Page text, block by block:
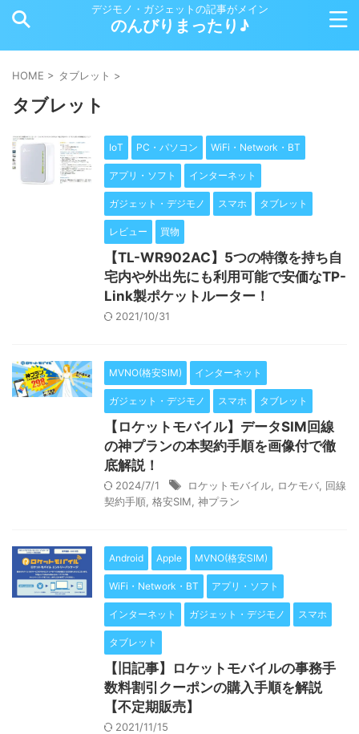
デジモノ・ガジェットの記事がメイン
のんびりまったり♪
HOME > タブレット >
タブレット
IoT PC・パソコン WiFi・Network・BT
アプリ・ソフト インターネット
ガジェット・デジモノ スマホ タブレット
レビュー 買物
【TL-WR902AC】5つの特徴を持ち自
宅内や外出先にも利用可能で安価なTP-
Link製ポケットルーター！
2021/10/31
MVNO(格安SIM) インターネット
ガジェット・デジモノ スマホ タブレット
【ロケットモバイル】データSIM回線
の神プランの本契約手順を画像付で徹
底解説！
2024/7/1 ロケットモバイル ロケモバ 回線
契約手順 格安SIM 神プラン
Android Apple MVNO(格安SIM)
WiFi・Network・BT アプリ・ソフト
インターネット ガジェット・デジモノ スマホ
タブレット
【旧記事】ロケットモバイルの事務手
数料割引クーポンの購入手順を解説
【不定期販売】
2021/11/15